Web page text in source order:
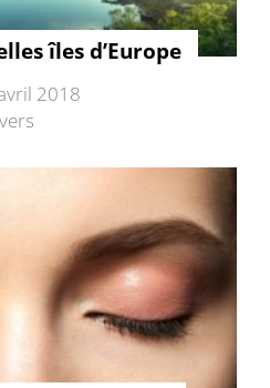
îles d’Europe
2018